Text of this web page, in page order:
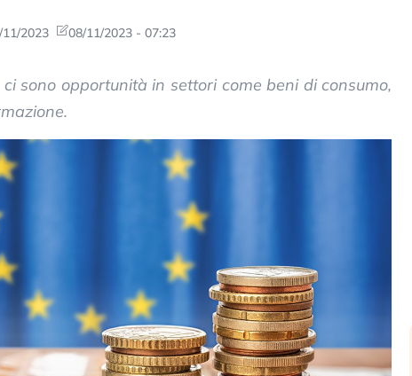
2023 08/11/2023 - 07:23
sono opportunità in settori come beni di consumo,